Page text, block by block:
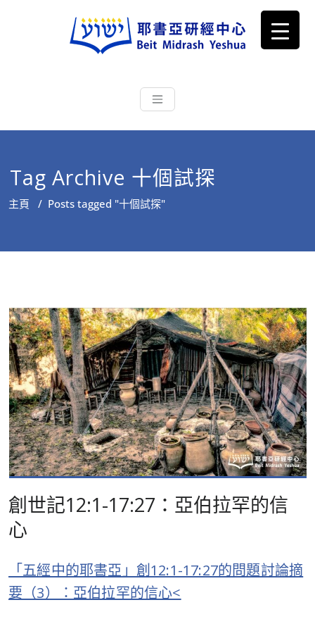
耶書亞研經中心
根源明白聖經，成為更好的門徒
Tag Archive 十個試探
主頁 / Posts tagged "十個試探"
創世記12:1-17:27：亞伯拉罕的信
心
「五經中的耶書亞」創12:1-17:27的問題討論摘
要（3）：亞伯拉罕的信心<